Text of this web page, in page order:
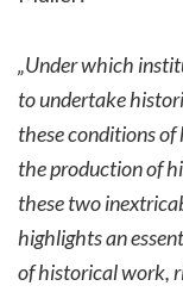
„Under which
to undertake
these conditions
the production of
these two
highlights an
of historical work,